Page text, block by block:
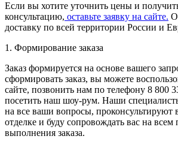
Если вы хотите уточнить цены и
консультацию, оставьте заявку на сайте.
доставку по всей территории России и
1. Формирование заказа
Заказ формируется на основе вашего
сформировать заказ, вы можете
сайте, позвонить нам по телефону 8 800
посетить наш шоу-рум. Наши
на все ваши вопросы, проконсультируют
отделке и буду сопровождать вас на
выполнения заказа.